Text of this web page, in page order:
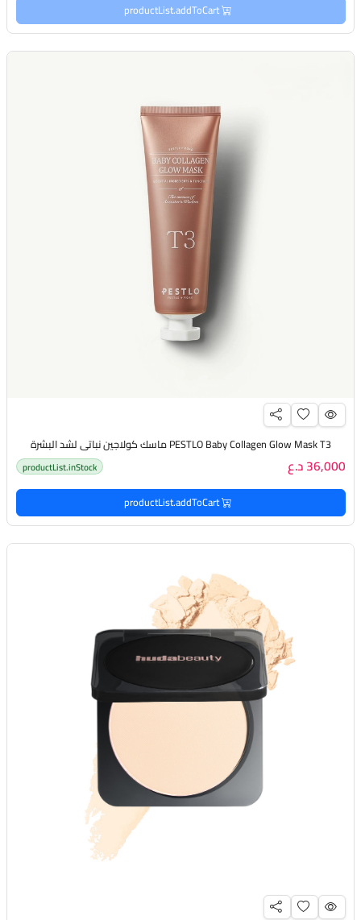
productList.addToCart
PESTLO Baby Collagen Glow Mask T3 ماسك كولاجين نباتي لشد البشرة
36,000 د.ع productList.inStock
productList.addToCart